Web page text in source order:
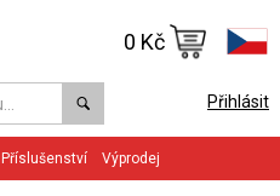
Přihlásit
0 Kč
Příslušenství Výprodej